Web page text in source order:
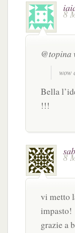
8
@topina
wow
Bella
!!!
8
vi metto
impasto!
grazie a